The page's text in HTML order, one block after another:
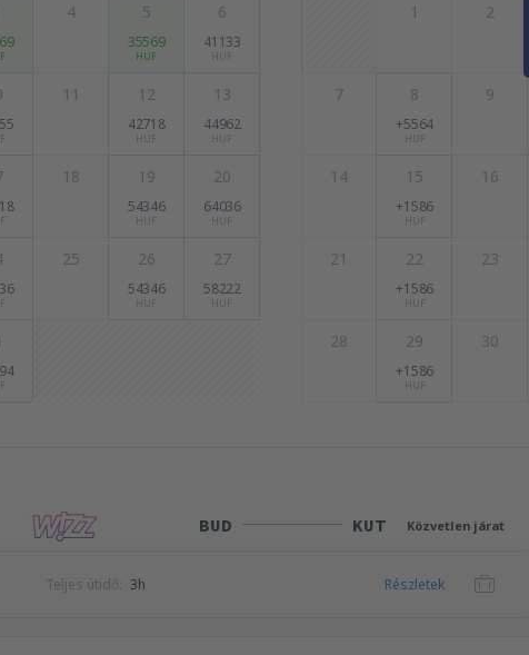
4 5
35569
HUF
6
41133
HUF
11 12
42718
HUF
13
44962
HUF
18 19
54346
HUF
20
64036
HUF
25 26
54346
HUF
27
58222
HUF
1 2
7 8
+5564
HUF
9
14 15
+1586
HUF
16
21 22
+1586
HUF
23
28 29
+1586
HUF
30
BUD KUT Közvetlen járat
Teljes útidő: 3h Részletek